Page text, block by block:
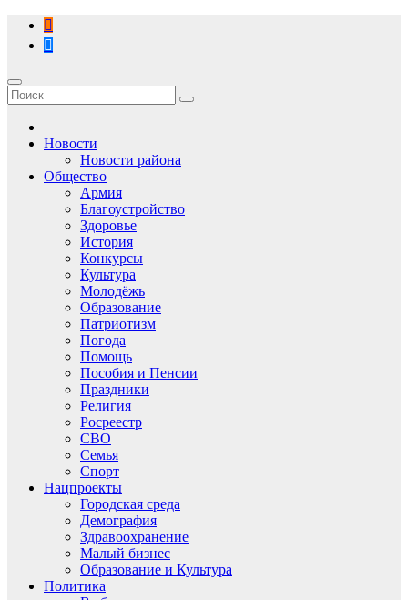
Перейти
содержимому
Новости
Новости района
Общество
Армия
Благоустройство
Здоровье
История
Конкурсы
Культура
Молодёжь
Образование
Патриотизм
Погода
Помощь
Пособия и Пенсии
Праздники
Религия
Росреестр
СВО
Семья
Спорт
Нацпроекты
Городская среда
Демография
Здравоохранение
Малый бизнес
Образование и Культура
Политика